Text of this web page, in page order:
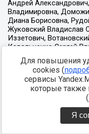
Для повышения
cookies (
сервисы
которые
(
Я